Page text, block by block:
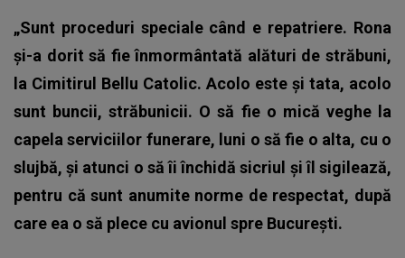
„Sunt proceduri speciale când e repatriere. Rona
și-a dorit să fie înmormântată alături de străbuni,
la Cimitirul Bellu Catolic. Acolo este și tata, acolo
sunt buncii, străbunicii. O să fie o mică veghe la
capela serviciilor funerare, luni o să fie o alta, cu o
slujbă, și atunci o să îi închidă sicriul și îl sigilează,
pentru că sunt anumite norme de respectat, după
care ea o să plece cu avionul spre București.